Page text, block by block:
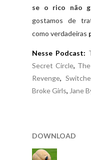
se o rico não
gostamos de
como verdadeiras
Nesse Podcast:
Secret Circle,
Revenge,
Broke Girls, Jane
DOWNLOAD